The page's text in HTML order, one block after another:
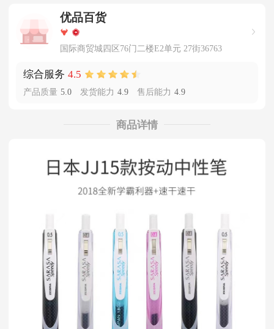
优品百货
国际商贸城四区76门二楼E2单元 27街36763
综合服务 4.5
产品质量 5.0 发货能力 4.9 售后能力 4.9
商品详情